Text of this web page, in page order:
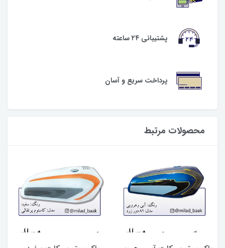
پشتیبانی ۲۴ ساعته
پرداخت سریع و آسان
محصولات مرتبط